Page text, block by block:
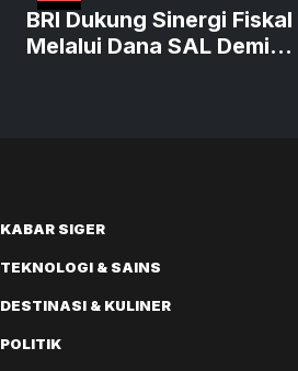
BRI Dukung Sinergi Fiskal
Melalui Dana SAL Demi
KABAR SIGER
TEKNOLOGI & SAINS
DESTINASI & KULINER
POLITIK